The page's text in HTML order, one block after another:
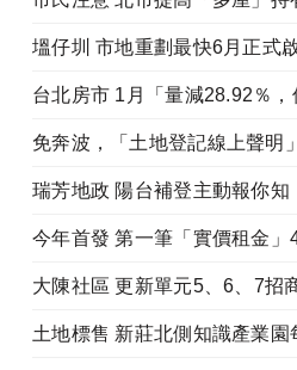
塭仔圳 市地重劃最快6月正式
台北房市 1月「量減28.92％，
免奔波，「土地登記線上聲明
瑞芳地政 陽台補登主動報你知
今年首發 第一筆「實價租金」
大陳社區 更新單元5、6、7招
土地標售 新莊北側知識產業園